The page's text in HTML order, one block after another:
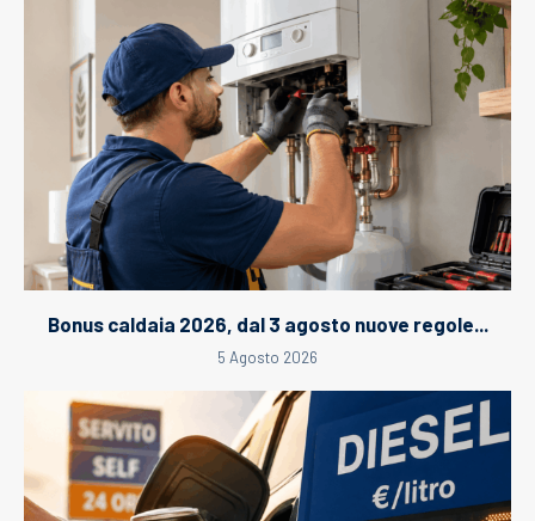
Bonus caldaia 2026, dal 3 agosto nuove regole...
5 Agosto 2026